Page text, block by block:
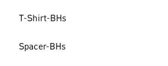
T-Shirt-BHs
Spacer-BHs